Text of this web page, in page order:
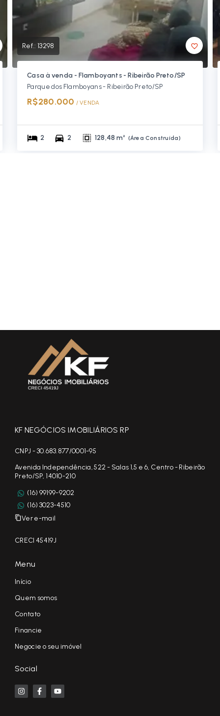
Ref.: 13298
Casa à venda - Flamboyants - Ribeirão Preto/SP
Parque dos Flamboyans - Ribeirão Preto/SP
R$280.000 / VENDA
2 2 128,48 m² (Área Construída)
KF NEGÓCIOS IMOBILIÁRIOS RP
CNPJ - 30.683.877/0001-95
Avenida Independência, 522 - Salas 1,5 e 6, Centro - Ribeirão
Preto/SP, 14010-210
(16) 99199-9202
(16) 3023-4510
Ver e-mail
CRECI 45419J
Menu
Início
Quem somos
Contato
Financie
Negocie o seu imóvel
Social